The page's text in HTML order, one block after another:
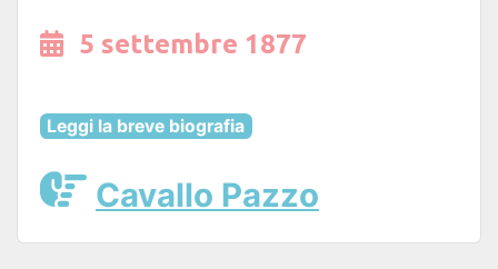
5 settembre 1877
Leggi la breve biografia
Cavallo Pazzo